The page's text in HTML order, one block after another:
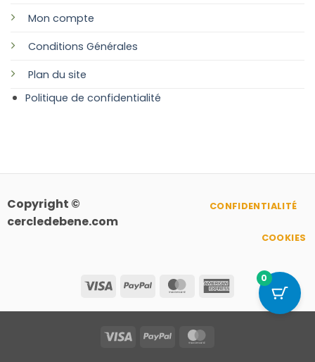
Mon compte
Conditions Générales
Plan du site
Politique de confidentialité
Copyright ©
cercledebene.com
Visa PayPal MasterCardAmerican
Express
CONFIDENTIALITÉ
COOKIES
Visa PayPal
0